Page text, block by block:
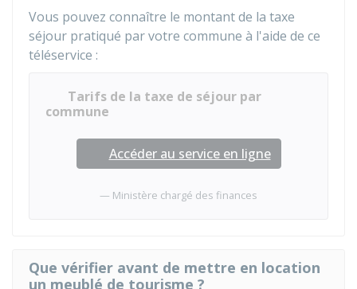
Vous pouvez connaître le montant de la taxe
séjour pratiqué par votre commune à l'aide de ce
téléservice :
Tarifs de la taxe de séjour par
commune
Accéder au service en ligne
Ministère chargé des finances
Que vérifier avant de mettre en location
un meublé de tourisme ?